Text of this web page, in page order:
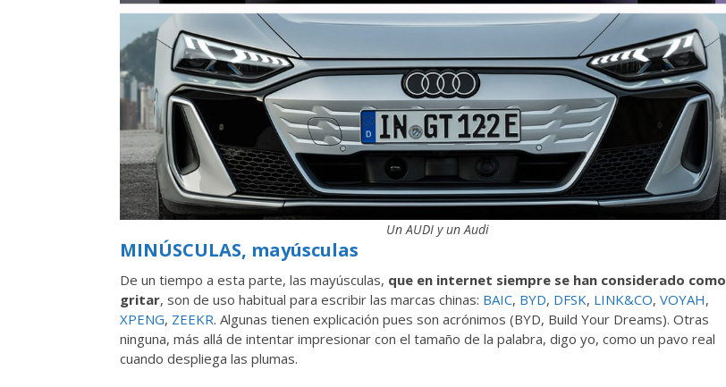
Un AUDI y un Audi
MINÚSCULAS, mayúsculas
De un tiempo a esta parte, las mayúsculas, que en internet siempre se han considerado como
gritar, son de uso habitual para escribir las marcas chinas: BAIC, BYD, DFSK, LINK&CO,VOYAH,
XPENG, ZEEKR. Algunas tienen explicación pues son acrónimos (BYD, Build Your Dreams). Otras
ninguna, más allá de intentar impresionar con el tamaño de la palabra, digo yo, como un pavo real
cuando despliega las plumas.